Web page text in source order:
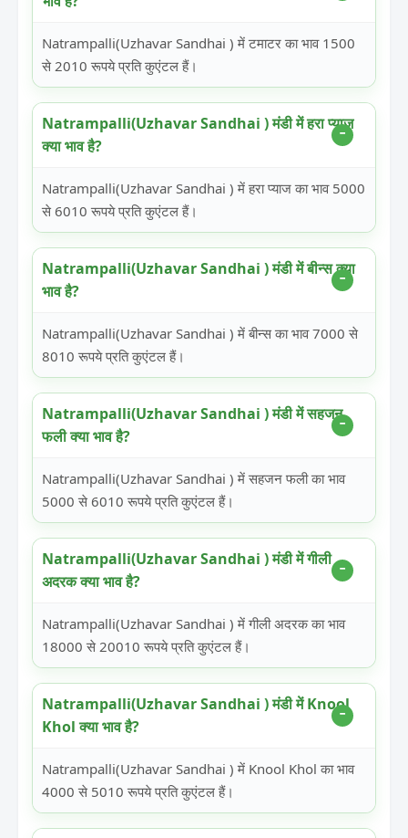
Natrampalli(Uzhavar Sandhai ) में टमाटर का भाव 1500
से 2010 रूपये प्रति कुएंटल हैं।
Natrampalli(Uzhavar Sandhai ) मंडी में हरा प्याज
क्या भाव है?
Natrampalli(Uzhavar Sandhai ) में हरा प्याज का भाव 5000
से 6010 रूपये प्रति कुएंटल हैं।
Natrampalli(Uzhavar Sandhai ) मंडी में बीन्स क्या
भाव है?
Natrampalli(Uzhavar Sandhai ) में बीन्स का भाव 7000 से
8010 रूपये प्रति कुएंटल हैं।
Natrampalli(Uzhavar Sandhai ) मंडी में सहजन
फली क्या भाव है?
Natrampalli(Uzhavar Sandhai ) में सहजन फली का भाव
5000 से 6010 रूपये प्रति कुएंटल हैं।
Natrampalli(Uzhavar Sandhai ) मंडी में गीली
अदरक क्या भाव है?
Natrampalli(Uzhavar Sandhai ) में गीली अदरक का भाव
18000 से 20010 रूपये प्रति कुएंटल हैं।
Natrampalli(Uzhavar Sandhai ) मंडी में Knool
Khol क्या भाव है?
Natrampalli(Uzhavar Sandhai ) में Knool Khol का भाव
4000 से 5010 रूपये प्रति कुएंटल हैं।